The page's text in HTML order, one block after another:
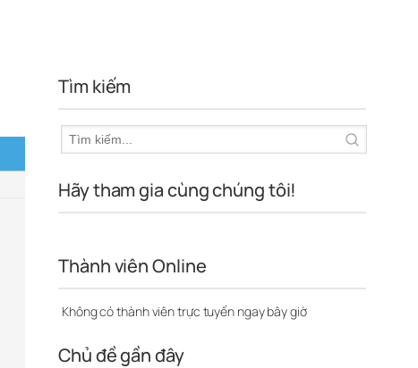
Tìm kiếm
Hãy tham gia cùng chúng tôi!
Thành viên Online
Không có thành viên trực tuyến ngay bây giờ
Chủ đề gần đây